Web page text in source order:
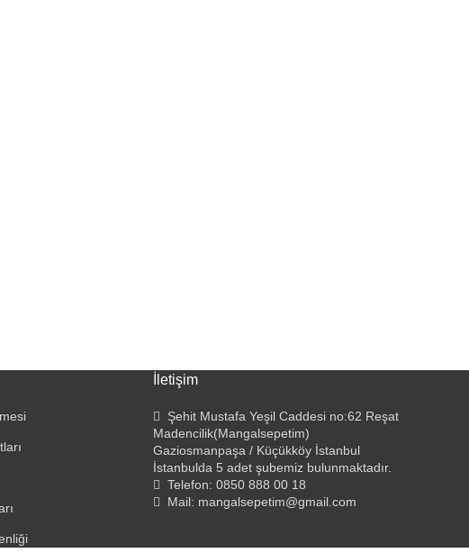
İletişim
Şehit Mustafa Yeşil Caddesi no:62 Reşat
Madencilik(Mangalsepetim)
Gaziosmanpaşa / Küçükköy İstanbul
İstanbulda 5 adet şubemiz bulunmaktadır.
Telefon: 0850 888 00 18
Mail: mangalsepetim@gmail.com